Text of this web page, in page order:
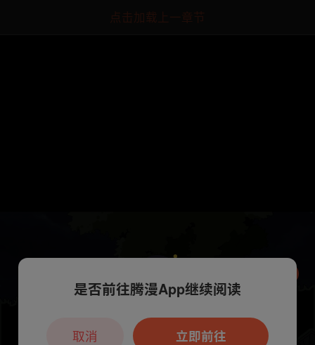
点击加载上一章节
本章节仅支持App阅读，可打开App新用
户7天免费看
是否前往腾漫App继续阅读
立即前往
取消